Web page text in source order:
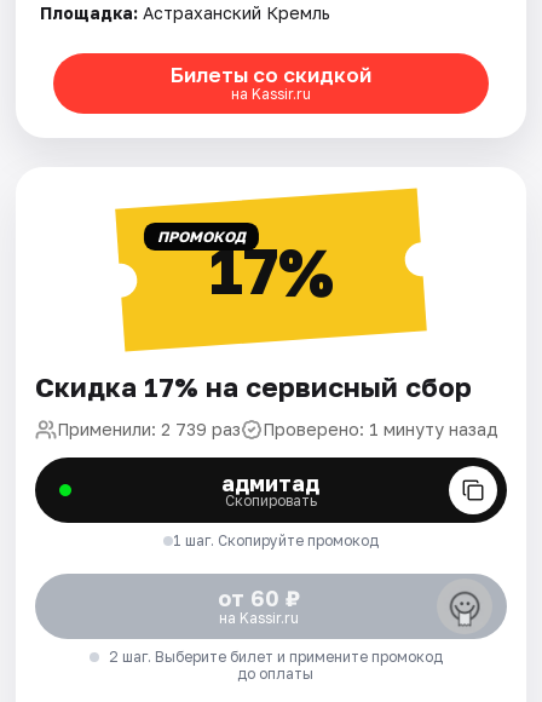
Площадка: Астраханский Кремль
Билеты со скидкой
на Kassir.ru
ПРОМОКОД17%
Скидка 17% на сервисный сбор
Применили: 2 739 раз Проверено: 1 минуту назад
адмитад
Скопировать
1 шаг. Скопируйте промокод
от 60 ₽
на Kassir.ru
2 шаг. Выберите билет и примените промокод
до оплаты